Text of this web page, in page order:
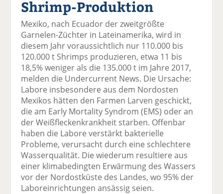
el
a
uf
F
ac
e
b
o
o
k
te
il
e
n
wi
tt
er
n
Li
n
k
e
di
n
te
il
e
m
l
v
se
n
d
n
Shrimp-Produktion
Mexiko, nach Ecuador der zweitgrößte
Garnelen-Züchter in Lateinamerika, wird in
diesem Jahr voraussichtlich nur 110.000 bis
120.000 t Shrimps produzieren, etwa 11 bis
18,5% weniger als die 135.000 t im Jahre 2017,
melden die Undercurrent News. Die Ursache:
Labore insbesondere aus dem Nordosten
Mexikos hätten den Farmen Larven geschickt,
die am Early Mortality Syndrom (EMS) oder an
der Weißfleckenkrankheit starben. Offenbar
haben die Labore verstärkt bakterielle
Probleme, verursacht durch eine schlechtere
Wasserqualität. Die wiederum resultiere aus
einer klimabedingten Erwärmung des Wassers
vor der Nordostküste des Landes, wo 95% der
Laboreinrichtungen ansässig seien.